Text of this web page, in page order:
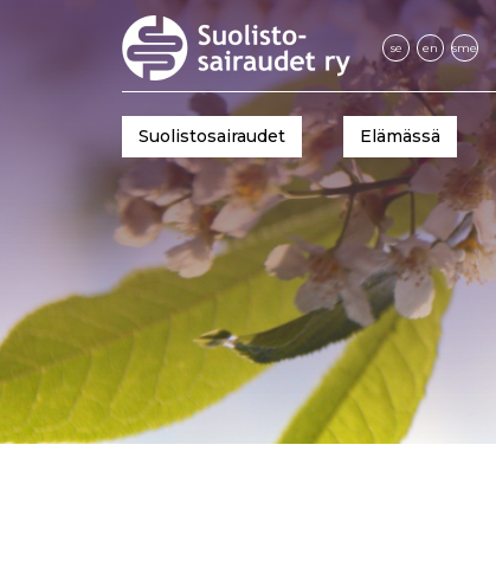
se en sme
Suolistosairaudet Elämässä